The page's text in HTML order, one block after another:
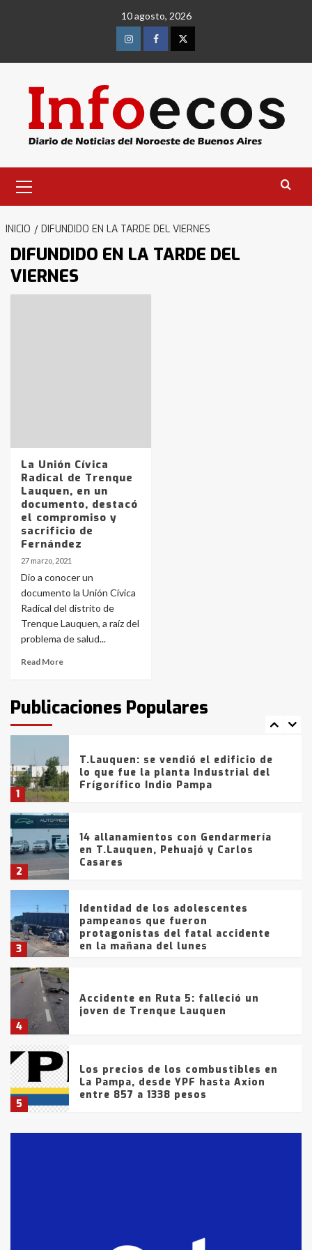
10 agosto, 2026
InstagramFacebookTwitter
primario
INICIO DIFUNDIDO EN LA TARDE DEL VIERNES
DIFUNDIDO EN LA TARDE DEL
VIERNES
La Unión Cívica
Radical de Trenque
Lauquen, en un
documento, destacó
el compromiso y
sacrificio de
Fernández
27 marzo, 2021
Dio a conocer un
documento la Unión Cívica
Radical del distrito de
Trenque Lauquen, a raíz del
problema de salud...
Read More
Publicaciones Populares
4
joven de Trenque Lauquen
5
Los precios de los combustibles en
La Pampa, desde YPF hasta Axion
6
La Bolsa de Cereales de Bahía
Blanca anticipa que Agosto vendrá
con lluvias y heladas, en gran parte
de la provincia
fueron detenidos por
comercialización de drogas en la
tarde del sábado
1
T.Lauquen: se vendió el edificio de
lo que fue la planta Industrial del
Frígorífico Indio Pampa
2
14 allanamientos con Gendarmería
en T.Lauquen, Pehuajó y Carlos
Casares
3
Identidad de los adolescentes
pampeanos que fueron
protagonistas del fatal accidente
en la mañana del lunes
4
Accidente en Ruta 5: falleció un
joven de Trenque Lauquen
5
Los precios de los combustibles en
La Pampa, desde YPF hasta Axion
entre 857 a 1338 pesos
fueron detenidos por